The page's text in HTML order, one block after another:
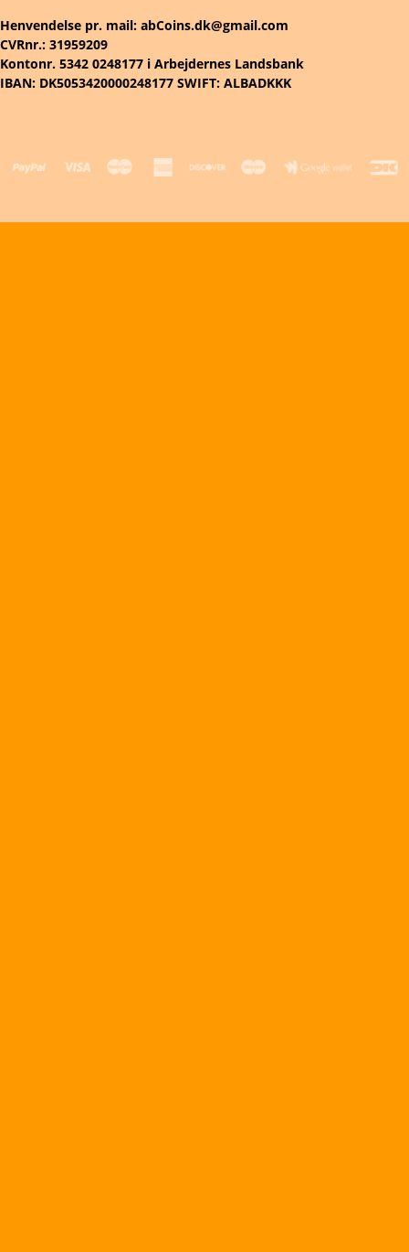
Henvendelse pr. mail: abCoins.dk@gmail.com
CVRnr.: 31959209
Kontonr. 5342 0248177 i Arbejdernes Landsbank
IBAN: DK5053420000248177 SWIFT: ALBADKKK